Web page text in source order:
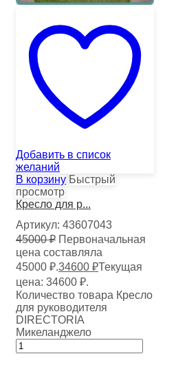
Добавить в список
желаний
В корзину Быстрый
просмотр
Кресло для р...
Артикул: 43607043
45000₽ Первоначальная
цена составляла
45000 ₽.34600 ₽Текущая
цена: 34600 ₽.
Количество товара Кресло
для руководителя
DIRECTORIA
Микеланджело